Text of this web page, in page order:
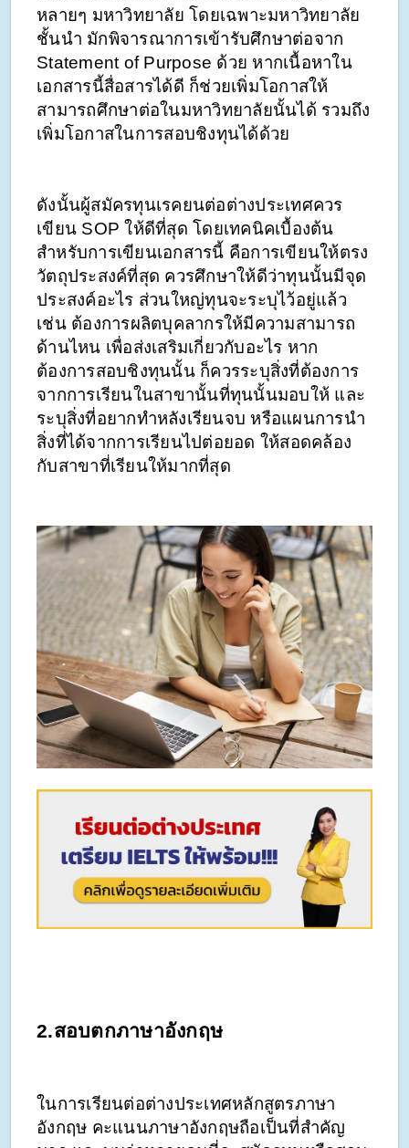
หลายๆ มหาวิทยาลัย โดยเฉพาะมหาวิทยาลัย
ชั้นนำ มักพิจารณาการเข้ารับศึกษาต่อจาก
Statement of Purpose ด้วย หากเนื้อหาใน
เอกสารนี้สื่อสารได้ดี ก็ช่วยเพิ่มโอกาสให้
สามารถศึกษาต่อในมหาวิทยาลัยนั้นได้ รวมถึง
เพิ่มโอกาสในการสอบชิงทุนได้ด้วย
ดังนั้นผู้สมัครทุนเรคยนต่อต่างประเทศควร
เขียน SOP ให้ดีที่สุด โดยเทคนิคเบื้องต้น
สำหรับการเขียนเอกสารนี้ คือการเขียนให้ตรง
วัตถุประสงค์ที่สุด ควรศึกษาให้ดีว่าทุนนั้นมีจุด
ประสงค์อะไร ส่วนใหญ่ทุนจะระบุไว้อยู่แล้ว
เช่น ต้องการผลิตบุคลากรให้มีความสามารถ
ด้านไหน เพื่อส่งเสริมเกี่ยวกับอะไร หาก
ต้องการสอบชิงทุนนั้น ก็ควรระบุสิ่งที่ต้องการ
จากการเรียนในสาขานั้นที่ทุนนั้นมอบให้ และ
ระบุสิ่งที่อยากทำหลังเรียนจบ หรือแผนการนำ
สิ่งที่ได้จากการเรียนไปต่อยอด ให้สอดคล้อง
กับสาขาที่เรียนให้มากที่สุด
2.สอบตกภาษาอังกฤษ
ในการเรียนต่อต่างประเทศหลักสูตรภาษา
อังกฤษ คะแนนภาษาอังกฤษถือเป็นที่สำคัญ